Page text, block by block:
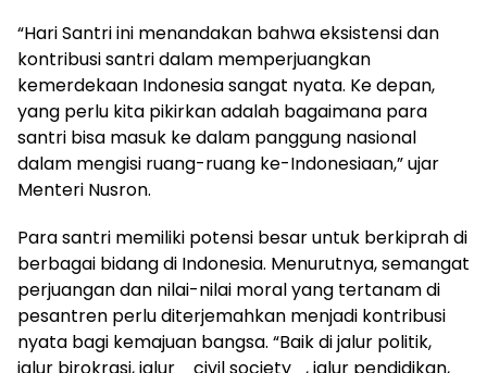
“Hari Santri ini menandakan bahwa eksistensi dan
kontribusi santri dalam memperjuangkan
kemerdekaan Indonesia sangat nyata. Ke depan,
yang perlu kita pikirkan adalah bagaimana para
santri bisa masuk ke dalam panggung nasional
dalam mengisi ruang-ruang ke-Indonesiaan,” ujar
Menteri Nusron.
Para santri memiliki potensi besar untuk berkiprah di
berbagai bidang di Indonesia. Menurutnya, semangat
perjuangan dan nilai-nilai moral yang tertanam di
pesantren perlu diterjemahkan menjadi kontribusi
nyata bagi kemajuan bangsa. “Baik di jalur politik,